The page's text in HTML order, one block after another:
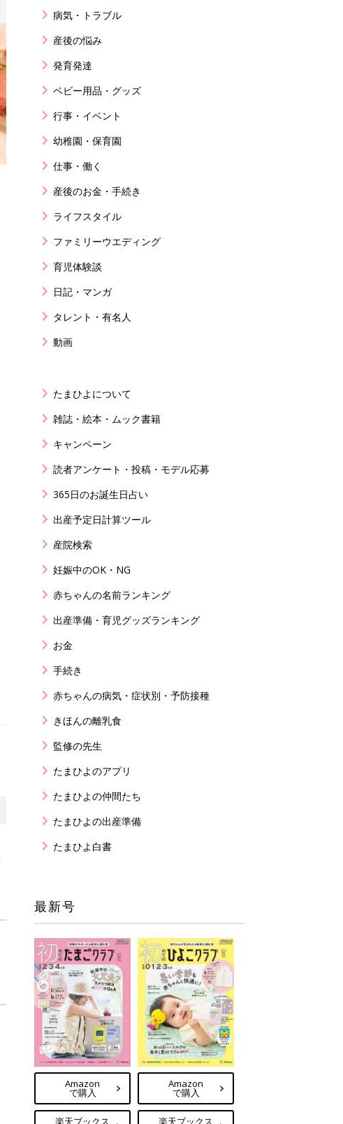
病気・トラブル
産後の悩み
発育発達
ベビー用品・グッズ
行事・イベント
幼稚園・保育園
仕事・働く
産後のお金・手続き
ライフスタイル
ファミリーウエディング
育児体験談
日記・マンガ
タレント・有名人
動画
たまひよについて
雑誌・絵本・ムック書籍
キャンペーン
読者アンケート・投稿・モデル応募
365日のお誕生日占い
出産予定日計算ツール
産院検索
妊娠中のOK・NG
赤ちゃんの名前ランキング
出産準備・育児グッズランキング
お金
手続き
赤ちゃんの病気・症状別・予防接種
きほんの離乳食
監修の先生
たまひよのアプリ
たまひよの仲間たち
たまひよの出産準備
たまひよ白書
最新号
Amazon
で購入
楽天ブックス
Amazon
で購入
楽天ブックス